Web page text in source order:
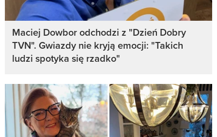
Maciej Dowbor odchodzi z "Dzień Dobry
TVN". Gwiazdy nie kryją emocji: "Takich
ludzi spotyka się rzadko"